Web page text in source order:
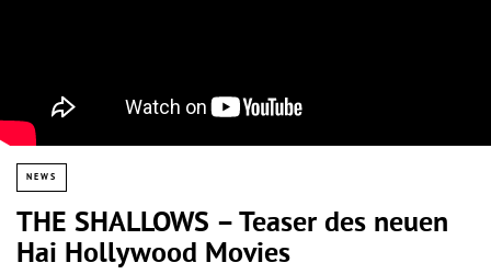
NEWS
THE SHALLOWS – Teaser des neuen
Hai Hollywood Movies